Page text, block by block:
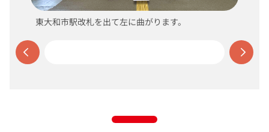
東大和市駅改札を出て左に曲がります。